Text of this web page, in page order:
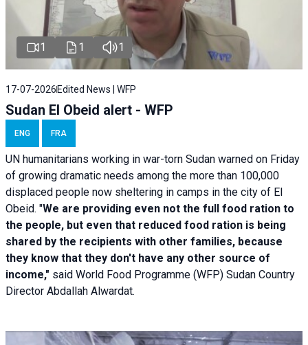
1 1 1
17-07-2026 Edited News | WFP
Sudan El Obeid alert - WFP
ENG FRA
UN humanitarians working in war-torn Sudan warned on Friday
of growing dramatic needs among the more than 100,000
displaced people now sheltering in camps in the city of El
Obeid. "We are providing even not the full food ration to
the people, but even that reduced food ration is being
shared by the recipients with other families, because
they know that they don't have any other source of
income," said World Food Programme (WFP) Sudan Country
Director Abdallah Alwardat.